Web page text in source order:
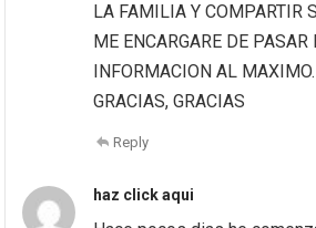
LA FAMILIA Y COMPARTIR
ME ENCARGARE DE PASAR
INFORMACION AL
GRACIAS, GRACIAS
Reply
haz click aqui